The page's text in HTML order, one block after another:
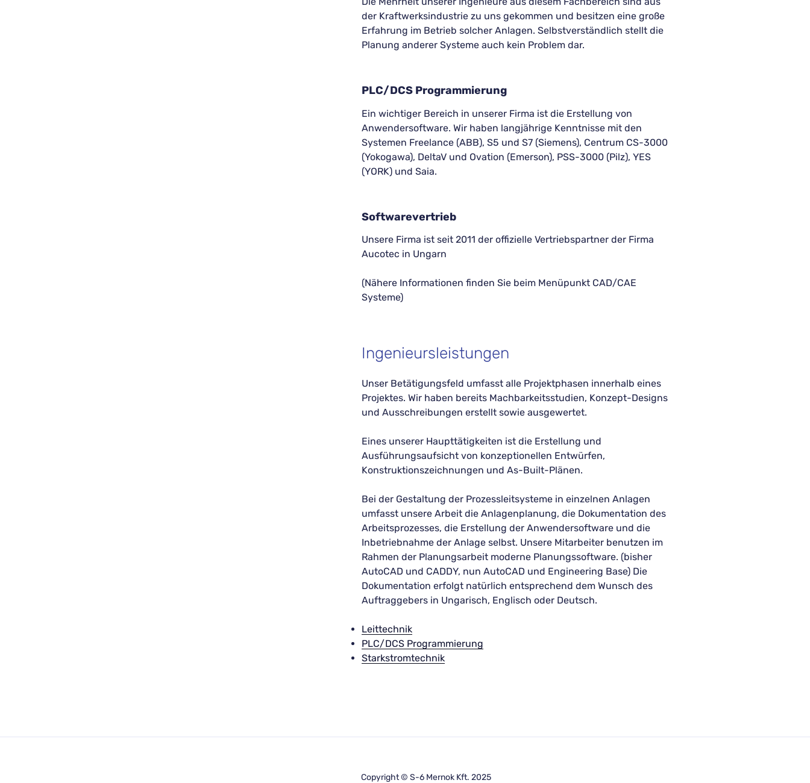
der Kraftwerksindustrie zu uns gekommen und besitzen eine große
Erfahrung im Betrieb solcher Anlagen. Selbstverständlich stellt die
Planung anderer Systeme auch kein Problem dar.
PLC/DCS Programmierung
Ein wichtiger Bereich in unserer Firma ist die Erstellung von
Anwendersoftware. Wir haben langjährige Kenntnisse mit den
Systemen Freelance (ABB), S5 und S7 (Siemens), Centrum CS-3000
(Yokogawa), DeltaV und Ovation (Emerson), PSS-3000 (Pilz), YES
(YORK) und Saia.
Softwarevertrieb
Unsere Firma ist seit 2011 der offizielle Vertriebspartner der Firma
Aucotec in Ungarn
(Nähere Informationen finden Sie beim Menüpunkt CAD/CAE
Systeme)
Ingenieursleistungen
Unser Betätigungsfeld umfasst alle Projektphasen innerhalb eines
Projektes. Wir haben bereits Machbarkeitsstudien, Konzept-Designs
und Ausschreibungen erstellt sowie ausgewertet.
Eines unserer Haupttätigkeiten ist die Erstellung und
Ausführungsaufsicht von konzeptionellen Entwürfen,
Konstruktionszeichnungen und As-Built-Plänen.
Bei der Gestaltung der Prozessleitsysteme in einzelnen Anlagen
umfasst unsere Arbeit die Anlagenplanung, die Dokumentation des
Arbeitsprozesses, die Erstellung der Anwendersoftware und die
Inbetriebnahme der Anlage selbst. Unsere Mitarbeiter benutzen im
Rahmen der Planungsarbeit moderne Planungssoftware. (bisher
AutoCAD und CADDY, nun AutoCAD und Engineering Base) Die
Dokumentation erfolgt natürlich entsprechend dem Wunsch des
Auftraggebers in Ungarisch, Englisch oder Deutsch.
Leittechnik
PLC/DCS Programmierung
Starkstromtechnik
Copyright © S-6 Mernok Kft. 2025